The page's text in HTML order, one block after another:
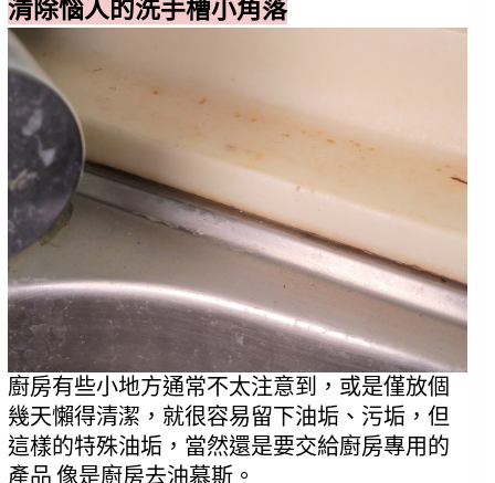
清除惱人的洗手槽小角落
廚房有些小地方通常不太注意到，或是僅放個
幾天懶得清潔，就很容易留下油垢、污垢，但
這樣的特殊油垢，當然還是要交給廚房專用的
產品 像是廚房去油慕斯。